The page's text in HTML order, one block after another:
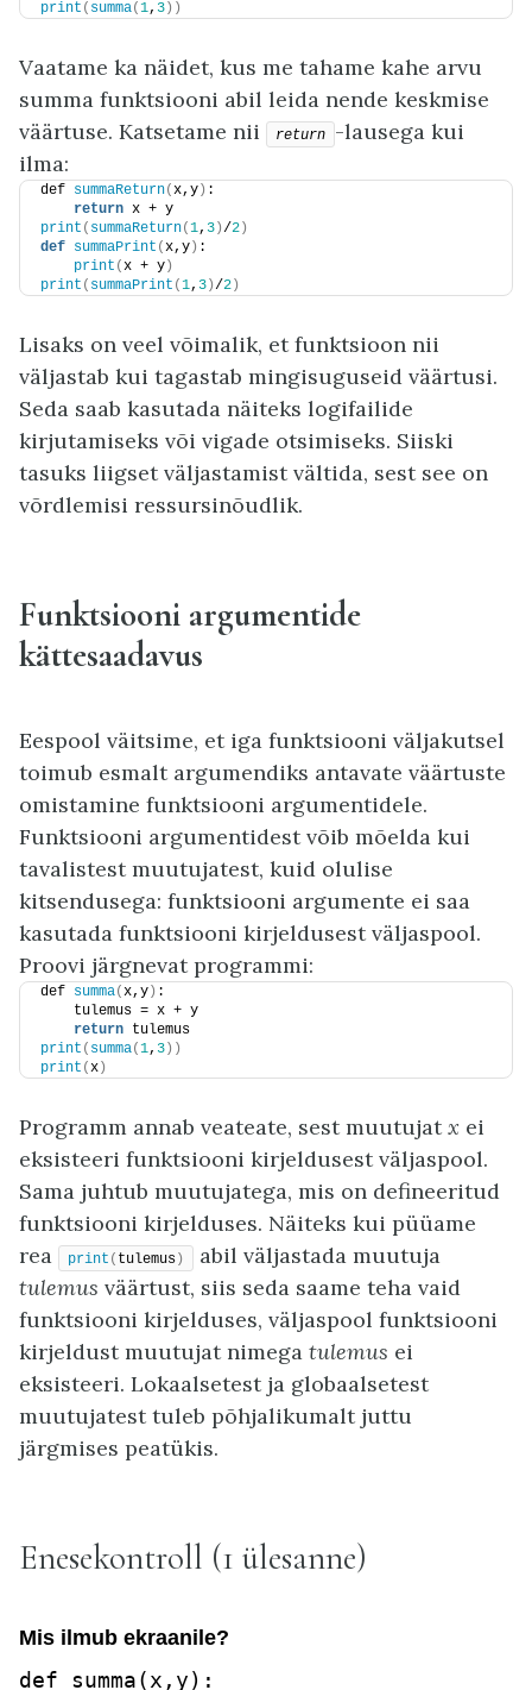
print ( summa(1, 3))
Vaatame ka näidet, kus me tahame kahe arvu
summa funktsiooni abil leida nende keskmise
väärtuse. Katsetame nii
return
-lausega kui
ilma:
def summaReturn(x,y) :
return x + y
print ( summaReturn(1, 3)/2)
def summaPrint (x,y) :
print (x + y)
print ( summaPrint (1, 3)/2)
Lisaks on veel võimalik, et funktsioon nii
väljastab kui tagastab mingisuguseid väärtusi.
Seda saab kasutada näiteks logifailide
kirjutamiseks või vigade otsimiseks. Siiski
tasuks liigset väljastamist vältida, sest see on
võrdlemisi ressursinõudlik.
Funktsiooni argumentide
kättesaadavus
Eespool väitsime, et iga funktsiooni väljakutsel
toimub esmalt argumendiks antavate väärtuste
omistamine funktsiooni argumentidele.
Funktsiooni argumentidest võib mõelda kui
tavalistest muutujatest, kuid olulise
kitsendusega: funktsiooni argumente ei saa
kasutada funktsiooni kirjeldusest väljaspool.
Proovi järgnevat programmi:
def summa(x,y) :
    tulemus = x + y
return tulemus
print ( summa(1, 3))
print (x)
Programm annab veateate, sest muutujatx ei
eksisteeri funktsiooni kirjeldusest väljaspool.
Sama juhtub muutujatega, mis on defineeritud
funktsiooni kirjelduses. Näiteks kui püüame
rea
print ( tulemus)
abil väljastada muutuja
tulemus väärtust, siis seda saame teha vaid
funktsiooni kirjelduses, väljaspool funktsiooni
kirjeldust muutujat nimega tulemus ei
eksisteeri. Lokaalsetest ja globaalsetest
muutujatest tuleb põhjalikumalt juttu
järgmises peatükis.
Enesekontroll (1 ülesanne)